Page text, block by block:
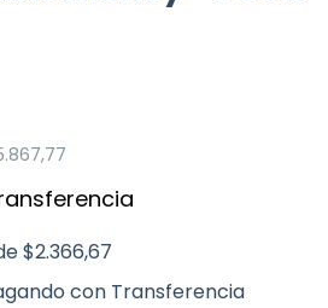
$2.366,67
con Transferencia